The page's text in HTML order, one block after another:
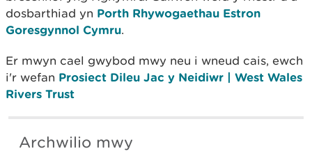
dosbarthiad yn Porth Rhywogaethau Estron
Goresgynnol Cymru.
Er mwyn cael gwybod mwy neu i wneud cais, ewch
i'r wefan Prosiect Dileu Jac y Neidiwr | West Wales
Rivers Trust
Archwilio mwy